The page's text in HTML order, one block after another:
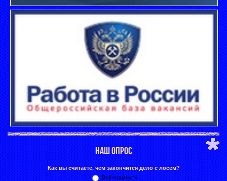
НАШ ОПРОС
Как вы считаете, чем закончится дело с лосем?
Всё «замнут»